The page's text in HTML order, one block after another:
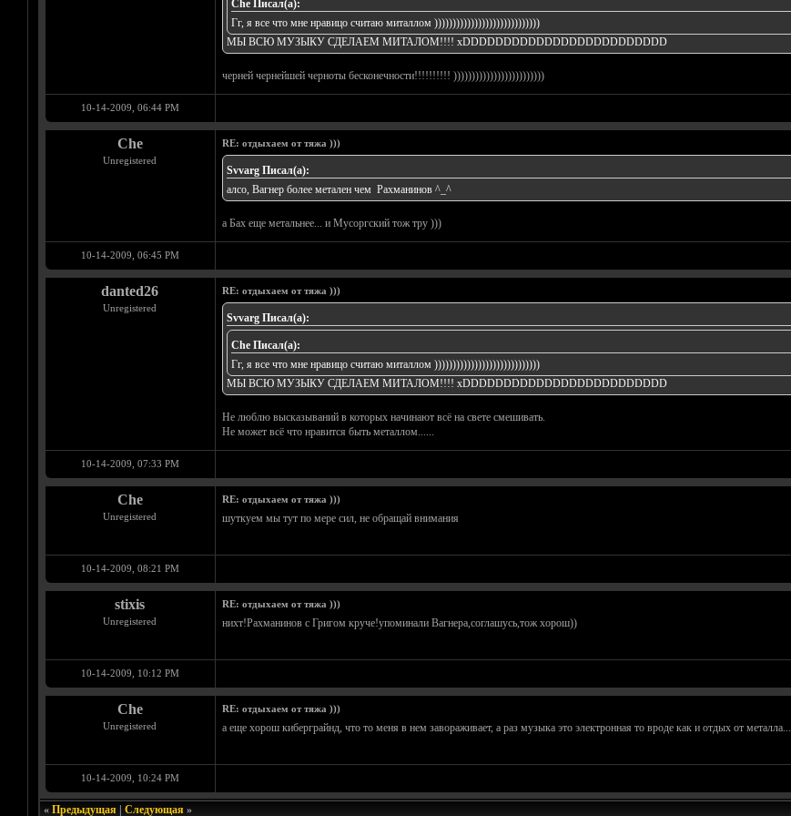
Che Писал(а):
Гг, я все что мне нравицо считаю миталлом )))))))))))))))))))))))))))))
МЫ ВСЮ МУЗЫКУ СДЕЛАЕМ МИТАЛОМ!!!! xDDDDDDDDDDDDDDDDDDDDDDDDD
черней чернейшей черноты бесконечности!!!!!!!!!! )))))))))))))))))))))))))
10-14-2009, 06:44 PM
Che
Unregistered
RE: отдыхаем от тяжа )))
Svvarg Писал(а):
алсо, Вагнер более метален чем Рахманинов ^_^
а Бах еще метальнее... и Мусоргский тож тру )))
10-14-2009, 06:45 PM
danted26
Unregistered
RE: отдыхаем от тяжа )))
Svvarg Писал(а):
Che Писал(а):
Гг, я все что мне нравицо считаю миталлом )))))))))))))))))))))))))))))
МЫ ВСЮ МУЗЫКУ СДЕЛАЕМ МИТАЛОМ!!!! xDDDDDDDDDDDDDDDDDDDDDDDDD
Не люблю высказываний в которых начинают всё на свете смешивать.
Не может всё что нравится быть металлом......
10-14-2009, 07:33 PM
Che
Unregistered
RE: отдыхаем от тяжа )))
шуткуем мы тут по мере сил, не обращай внимания
10-14-2009, 08:21 PM
stixis
Unregistered
RE: отдыхаем от тяжа )))
нихт!Рахманинов с Григом круче!упоминали Вагнера,соглашусь,тож хорош))
10-14-2009, 10:12 PM
Che
Unregistered
RE: отдыхаем от тяжа )))
а еще хорош киберграйнд, что то меня в нем завораживает, а раз музыка это электронная то вроде как и отдых от металла...
10-14-2009, 10:24 PM
« Предыдущая| Следующая»